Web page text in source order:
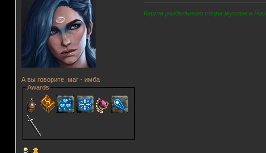
А вы говорите, маг - имба
Awards
Карта раздельного сбора мусора в